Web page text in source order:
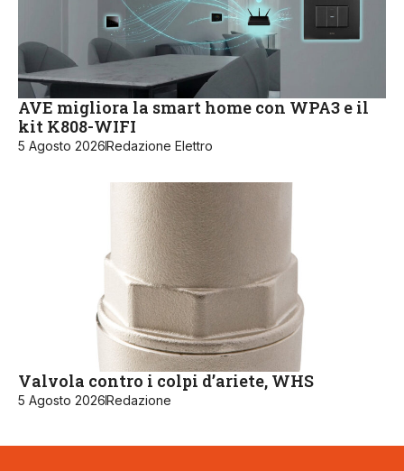
AVE migliora la smart home con WPA3 e il
kit K808-WIFI
5 Agosto 2026Redazione Elettro
Valvola contro i colpi d’ariete, WHS
5 Agosto 2026Redazione